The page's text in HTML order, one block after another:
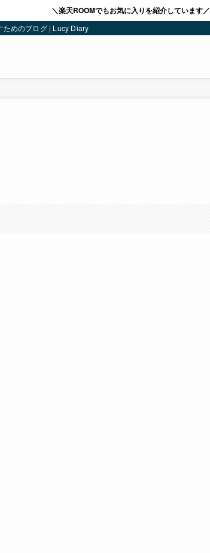
＼楽天ROOMでもお気に入りを紹介しています／
ためのブログ | Lucy Diary